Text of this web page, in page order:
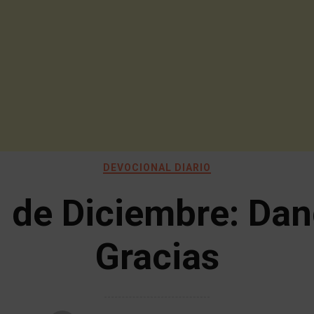
DEVOCIONAL DIARIO
de Diciembre:
Gracias